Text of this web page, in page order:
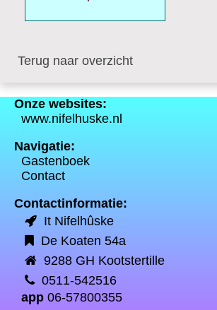
Terug naar overzicht
Onze websites:
www.nifelhuske.nl
Navigatie:
Gastenboek
Contact
Contactinformatie:
It Nifelhûske
De Koaten 54a
9288 GH Kootstertille
0511-542516
app 06-57800355